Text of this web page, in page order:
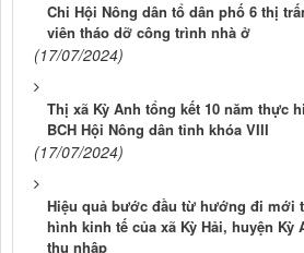
Chi Hội Nông dân tổ dân phố 6 thị
viên tháo dỡ công trình nhà ở
(17/07/2024)
Thị xã Kỳ Anh tổng kết 10 năm thực
BCH Hội Nông dân tỉnh khóa VIII
(17/07/2024)
Hiệu quả bước đầu từ hướng đi mới
hình kinh tế của xã Kỳ Hải, huyện Kỳ
thu nhập